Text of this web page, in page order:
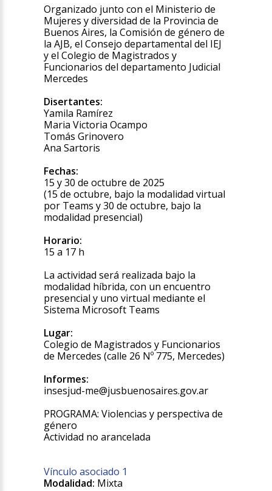
Organizado junto con el Ministerio de
Mujeres y diversidad de la Provincia de
Buenos Aires, la Comisión de género de
la AJB, el Consejo departamental del IEJ
y el Colegio de Magistrados y
Funcionarios del departamento Judicial
Mercedes
Disertantes:
Yamila Ramírez
Maria Victoria Ocampo
Tomás Grinovero
Ana Sartoris
Fechas:
15 y 30 de octubre de 2025
(15 de octubre, bajo la modalidad virtual
por Teams y 30 de octubre, bajo la
modalidad presencial)
Horario:
15 a 17 h
La actividad será realizada bajo la
modalidad híbrida, con un encuentro
presencial y uno virtual mediante el
Sistema Microsoft Teams
Lugar:
Colegio de Magistrados y Funcionarios
de Mercedes (calle 26 Nº 775, Mercedes)
Informes:
insesjud-me@jusbuenosaires.gov.ar
PROGRAMA: Violencias y perspectiva de
género
Actividad no arancelada
Vínculo asociado 1
Modalidad: Mixta